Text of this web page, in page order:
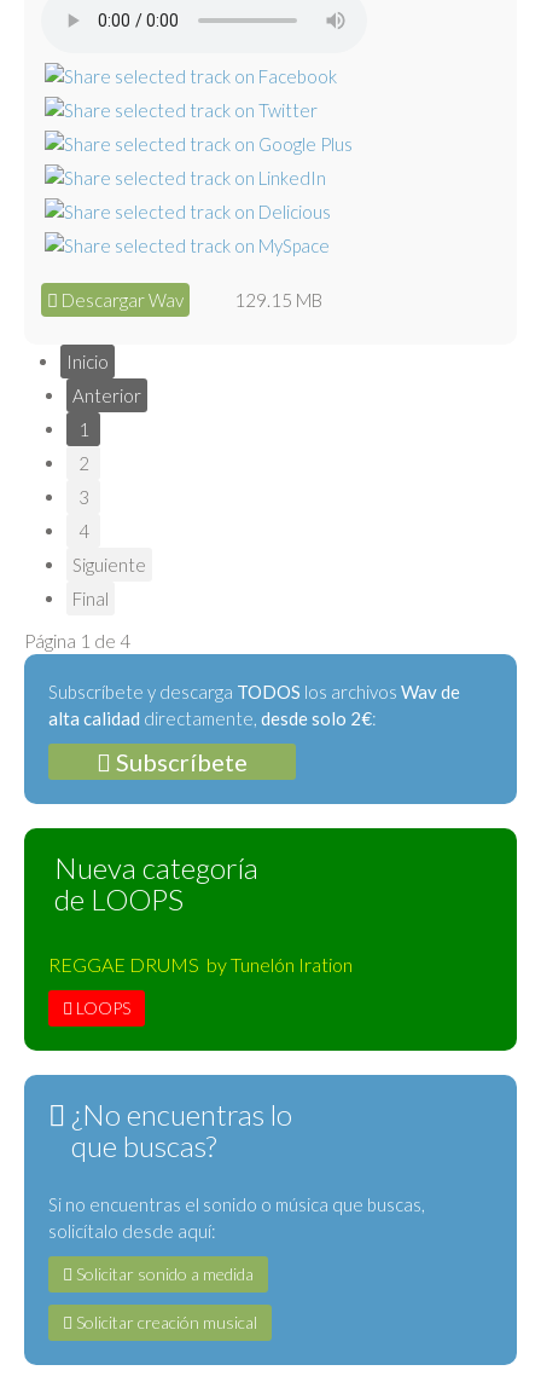
Descargar Wav 129.15 MB
Inicio
Anterior
1
2
3
4
Siguiente
Final
Página 1 de 4
Subscríbete y descarga TODOS los archivos Wav de
alta calidad directamente, desde solo 2€:
Subscríbete
Nueva categoría
de LOOPS
REGGAE DRUMS by Tunelón Iration
LOOPS
¿No encuentras lo
que buscas?
Si no encuentras el sonido o música que buscas,
solicítalo desde aquí:
Solicitar sonido a medida
Solicitar creación musical